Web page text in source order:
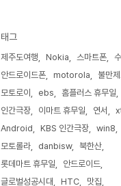
태그
제주도여행 Nokia 스마트폰
안드로이드폰
motorola
불만
모토로이
ebs
홈플러스 휴무일
인간극장
이마트 휴무일 연서
Android
KBS 인간극장 win8
모토롤라
danbisw
북한산
롯데마트 휴무일
안드로이드
글로벌성공시대
HTC
맛집